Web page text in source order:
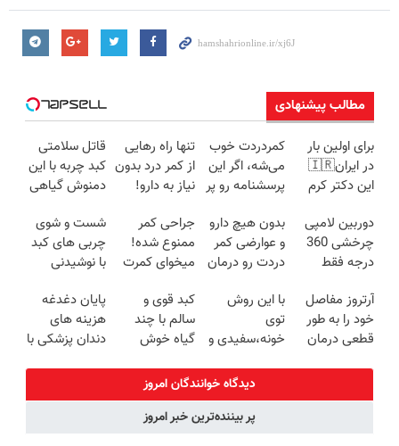
مطالب پیشنهادی
برای اولین بار
در ایران🇮🇷
این دکتر کرم
روزه ساخت!
کمردردت خوب
می‌شه، اگر این
پرسشنامه رو پر
تنها راه رهایی
از کمر درد بدون
نیاز به دارو!
قاتل سلامتی
کبد چربه با این
دمنوش گیاهی
دوربین لامپی
چرخشی 360
درجه فقط
🔥 پرداخت
درب منزل
بدون هیچ دارو
و عوارضی کمر
دردت رو درمان
(پرسش‌نامه)
جراحی کمر
ممنوع شده!
میخوای کمرت
درمان کنی؟
((پرسش‌نامه))
شست و شوی
چربی های کبد
با نوشیدنی
آرتروز مفاصل
خود را به طور
قطعی درمان
با این روش
توی
خونه،سفیدی و
برگردون
(40%off)
کبد قوی و
سالم با چند
گیاه خوش
پایان دغدغه
هزینه های
دندان پزشکی با
دیدگاه خوانندگان امروز
پر بیننده‌ترین خبر امروز